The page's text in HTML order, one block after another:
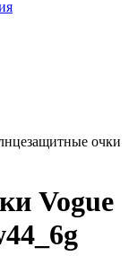
очки
Vogue